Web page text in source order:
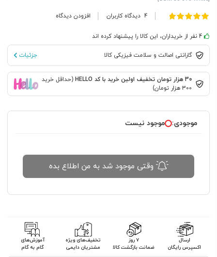
امتیاز:
4 دیدگاه کاربران افزودن دیدگاه
4 نفر از خریداران، این کالا را پیشنهاد کرده اند
گارانتی اصالت و سلامت فیزیکی کالا جزئیات
30 هزار تومان تخفیف اولین خرید با کد HELLO
(حداقل خرید
300 هزار تومان)
موجودی: موجود نیست
وقتی موجود شد به من اطلاع بده
ارسال
اکسپرس رایگان
۷ روز
ضمانت بازگشت کالا
تخفیف‌های ویژه
مشتریان دایمی
آموزش‌های
گام به گام